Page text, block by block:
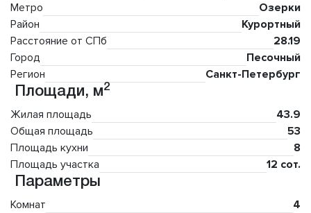
Метро
Озерки
Район
Курортный
Расстояние от СПб
28.19
Город
Песочный
Регион
Санкт-Петербург
Площади, м2
Жилая площадь
43.9
Общая площадь
53
Площадь кухни
8
Площадь участка
12 сот.
Параметры
Комнат
4